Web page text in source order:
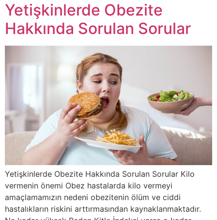
Yetişkinlerde Obezite
Hakkında Sorulan Sorular
Yetişkinlerde Obezite Hakkında Sorulan Sorular Kilo
vermenin önemi Obez hastalarda kilo vermeyi
amaçlamamızın nedeni obezitenin ölüm ve ciddi
hastalıkların riskini arttırmasından kaynaklanmaktadır.